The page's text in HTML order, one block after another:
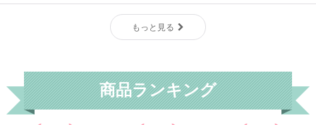
もっと見る
商品ランキング